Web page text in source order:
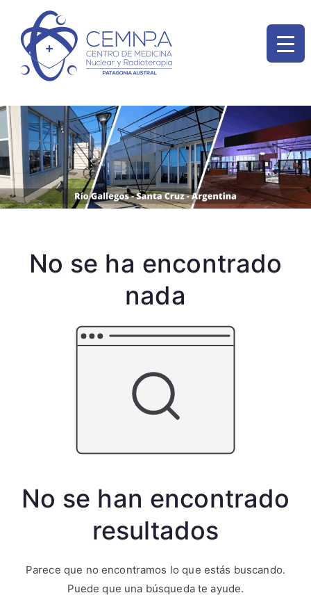
CEMNP
A
Nuestra Institución
tecnologías de alta
complejidad en Santa
Cruz.
No se ha encontrado
nada
No se han encontrado
resultados
Parece que no encontramos lo que estás buscando.
Puede que una búsqueda te ayude.